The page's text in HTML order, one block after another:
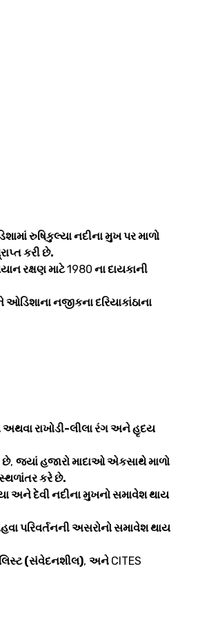
રુષિકુલ્યા નદીના મુખ પર માળો
કરી છે.
રક્ષણ માટે1980 ના દાયકાની
નજીકના દરિયાકાંઠાના
રાખોડી-લીલા રંગ અને હૃદય
છે, જ્યાં હજારો માદાઓ એકસાથે માળો
કરે છે.
અને દેવી નદીના મુખનો સમાવેશ થાય
પરિવર્તનની અસરોનો સમાવેશ થાય
(સંવેદનશીલ), અને CITES